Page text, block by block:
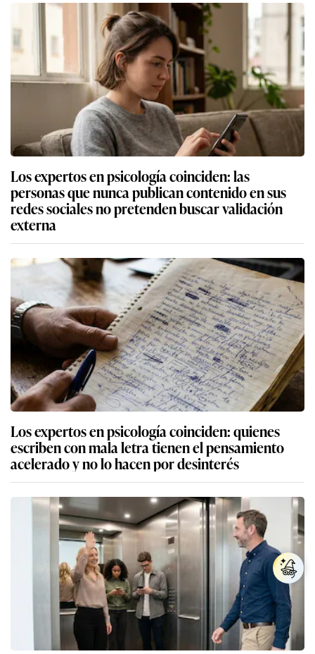
Los expertos en psicología coinciden: las
personas que nunca publican contenido en sus
redes sociales no pretenden buscar validación
externa
Los expertos en psicología coinciden: quienes
escriben con mala letra tienen el pensamiento
acelerado y no lo hacen por desinterés